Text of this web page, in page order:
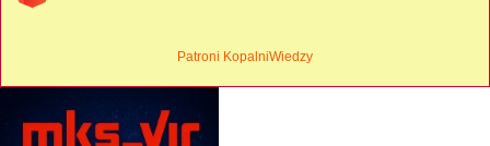
Patroni KopalniWiedzy